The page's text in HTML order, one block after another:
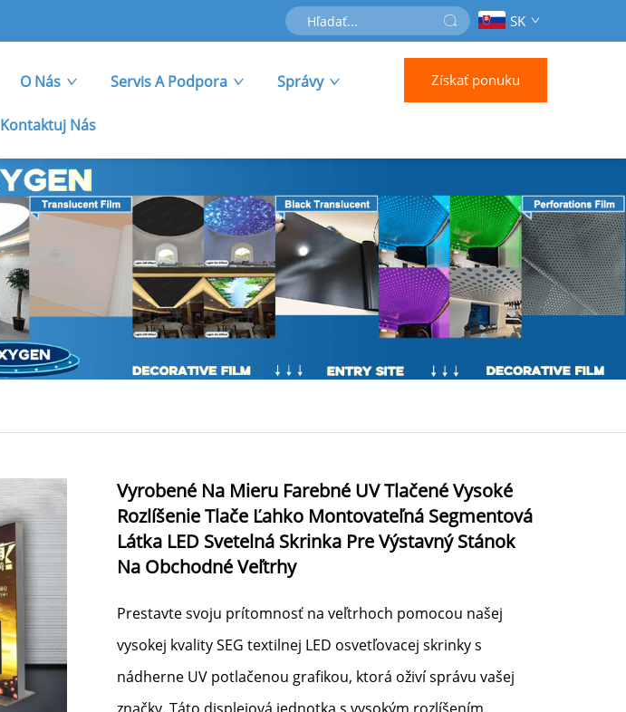
SK
O Nás Servis A Podpora Správy
Kontaktuj Nás
Získať ponuku
Vyrobené Na Mieru Farebné UV Tlačené Vysoké
Rozlíšenie Tlače Ľahko Montovateľná Segmentová
Látka LED Svetelná Skrinka Pre Výstavný Stánok
Na Obchodné Veľtrhy
Prestavte svoju prítomnosť na veľtrhoch pomocou našej
vysokej kvality SEG textilnej LED osvetľovacej skrinky s
nádherne UV potlačenou grafikou, ktorá oživí správu vašej
značky. Táto displejová jednotka s vysokým rozlíšením